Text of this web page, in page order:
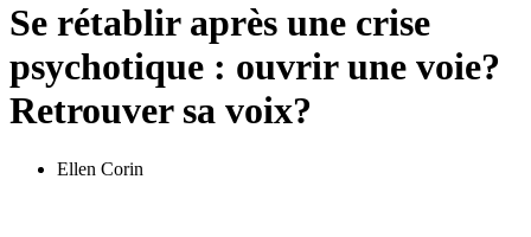
Se rétablir après une crise
psychotique : ouvrir une voie?
Retrouver sa voix?
Ellen Corin